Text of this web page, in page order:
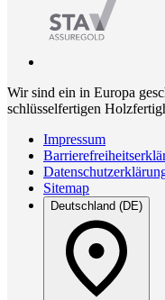
Wir sind ein in Europa
schlüsselfertigen
Impressum
Sitemap
Deutschland (DE)